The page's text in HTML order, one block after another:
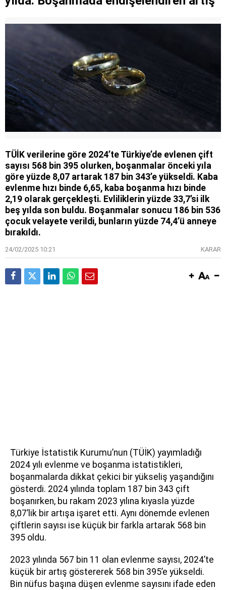
TÜİK verilerine göre 2024’te Türkiye’de evlenen çift
sayısı 568 bin 395 olurken, boşanmalar önceki yıla
göre yüzde 8,07 artarak 187 bin 343’e yükseldi. Kaba
evlenme hızı binde 6,65, kaba boşanma hızı binde
2,19 olarak gerçekleşti. Evliliklerin yüzde 33,7’si ilk
beş yılda son buldu. Boşanmalar sonucu 186 bin 536
çocuk velayete verildi, bunların yüzde 74,4’ü anneye
bırakıldı.
24/02/2025 10:21 KARAR
Türkiye İstatistik Kurumu’nun (TÜİK) yayımladığı
2024 yılı evlenme ve boşanma istatistikleri,
boşanmalarda dikkat çekici bir yükseliş yaşandığını
gösterdi. 2024 yılında toplam 187 bin 343 çift
boşanırken, bu rakam 2023 yılına kıyasla yüzde
8,07’lik bir artışa işaret etti. Aynı dönemde evlenen
çiftlerin sayısı ise küçük bir farkla artarak 568 bin
395 oldu.
2023 yılında 567 bin 11 olan evlenme sayısı, 2024’te
küçük bir artış göstererek 568 bin 395’e yükseldi.
Bin nüfus başına düşen evlenme sayısını ifade eden